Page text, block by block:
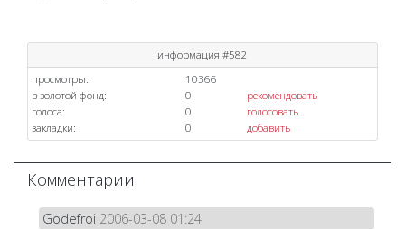
информация #582
просмотры:
10366
в золотой фонд:
0
рекомендовать
голоса:
0
голосовать
закладки:
0 добавить
Комментарии
Godefroi 2006-03-08 01:24